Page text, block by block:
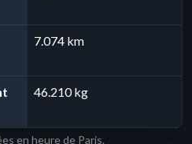
7.074 km
46.210 kg
en heure de Paris.